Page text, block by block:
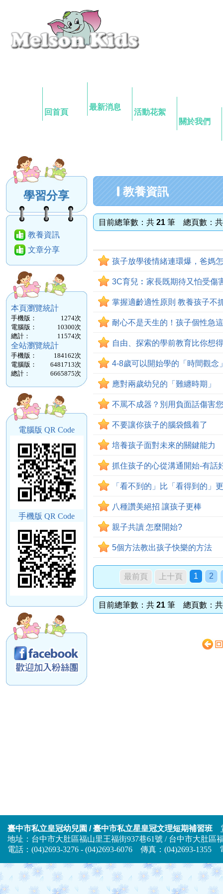
回首頁
最新消息
活動花絮
關於我們
學習分享
教養資訊
文章分享
本頁瀏覽統計
手機版： 1274次
電腦版：
10300次
總計：
11574次
全站瀏覽統計
手機版： 184162次
電腦版：
6481713次
總計：
6665875次
電腦版 QR Code
手機版 QR Code
教養資訊
目前總筆數：共 21 筆 總頁數：
孩子放學後情緒連環爆，爸媽
3C育兒︰家長既期待又怕受傷
掌握適齡適性原則 教養孩子不
耐心不是天生的！孩子個性急
自由、探索的學前教育比你想
4-8歲可以開始學的「時間觀念
應對兩歲幼兒的「難纏時期」
不罵不成器？別用負面話傷害
不要讓你孩子的腦袋餓着了
培養孩子面對未來的關鍵能力
抓住孩子的心從溝通開始-有話
「看不到的」比「看得到的」
八種讚美絕招 讓孩子更棒
親子共讀 怎麼開始?
5個方法教出孩子快樂的方法
最前頁 上十頁 1 2
目前總筆數：共 21 筆 總頁數：
臺中市私立皇冠幼兒園 / 臺中市私立星皇冠文理短期補習班
地址：台中市大肚區福山里王福街937巷61號 / 台中市大肚區
電話：(04)2693-3276 - (04)2693-6076 傳真：(04)2693-1355